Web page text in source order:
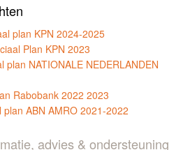
plan KPN 2024-2025
Plan KPN 2023
plan NATIONALE NEDERLANDEN
Rabobank 2022 2023
plan ABN AMRO 2021-2022
advies & ondersteuning